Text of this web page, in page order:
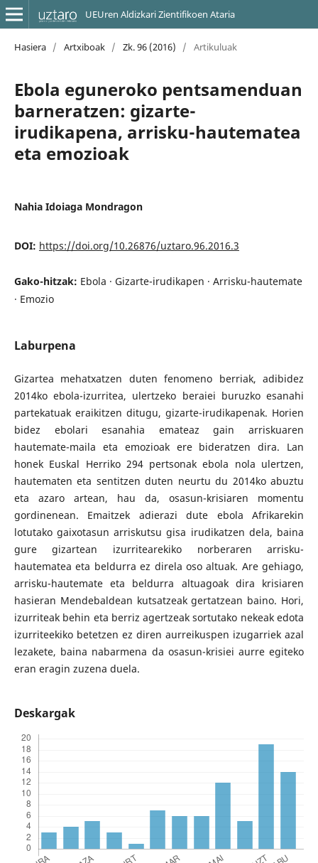
UEUren Aldizkari Zientifikoen Ataria
Hasiera / Artxiboak / Zk. 96 (2016) / Artikuluak
Ebola eguneroko pentsamenduan
barneratzen: gizarte-
irudikapena, arrisku-hautematea
eta emozioak
Nahia Idoiaga Mondragon
DOI: https://doi.org/10.26876/uztaro.96.2016.3
Gako-hitzak: Ebola · Gizarte-irudikapen · Arrisku-hautemate
· Emozio
Laburpena
Gizartea mehatxatzen duten fenomeno berriak, adibidez
2014ko ebola-izurritea, ulertzeko beraiei buruzko esanahi
partekatuak eraikitzen ditugu, gizarte-irudikapenak. Horien
bidez ebolari esanahia emateaz gain arriskuaren
hautemate-maila eta emozioak ere bideratzen dira. Lan
honek Euskal Herriko 294 pertsonak ebola nola ulertzen,
hautematen eta sentitzen duten neurtu du 2014ko abuztu
eta azaro artean, hau da, osasun-krisiaren momentu
gordinenean. Emaitzek adierazi dute ebola Afrikarekin
lotutako gaixotasun arriskutsu gisa irudikatzen dela, baina
gure gizartean izurritearekiko norberaren arrisku-
hautematea eta beldurra ez direla oso altuak. Are gehiago,
arrisku-hautemate eta beldurra altuagoak dira krisiaren
hasieran Mendebaldean kutsatzeak gertatzean baino. Hori,
izurriteak behin eta berriz agertzeak sortutako nekeak edota
izurriteekiko betetzen ez diren aurreikuspen izugarriek azal
lezakete, baina nabarmena da osasun-krisiei aurre egiteko
eran eragin zuzena duela.
Deskargak